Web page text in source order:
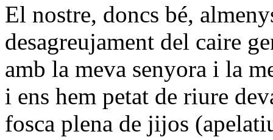
El nostre, doncs bé,
desagreujament del caire
amb la meva senyora i la
i ens hem petat de riure
fosca plena de jijos